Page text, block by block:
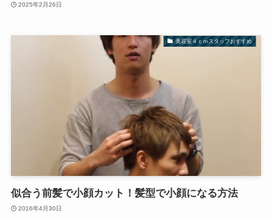
2025年2月26日
美容室４ｃｍスタッフおすすめ
似合う前髪で小顔カット！髪型で小顔になる方法
2016年4月30日